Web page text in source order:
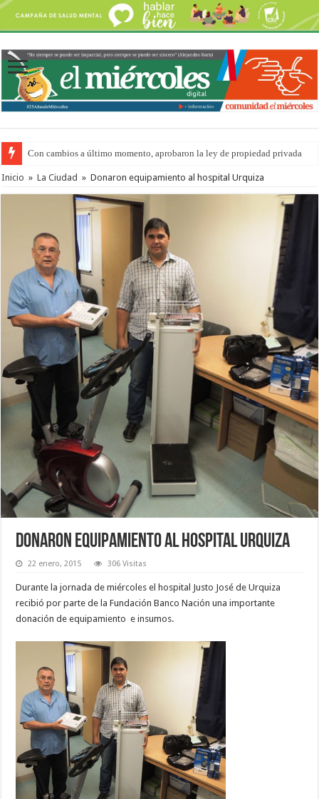
Con cambios a último momento, aprobaron la ley de propiedad privada
Adopción en Entre Ríos: el 35% de los 90 niños, niñas y adolescentes que
Inicio » La Ciudad » Donaron equipamiento al hospital Urquiza
Donaron equipamiento al hospital Urquiza
22 enero, 2015 306 Visitas
Durante la jornada de miércoles el hospital Justo José de Urquiza
recibió por parte de la Fundación Banco Nación una importante
donación de equipamiento e insumos.